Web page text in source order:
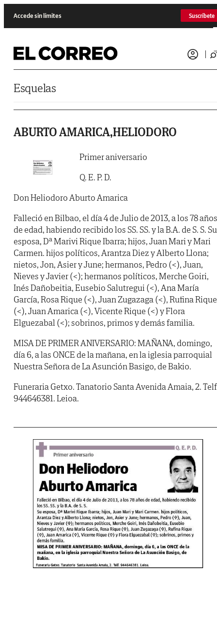
Accede sin límites Suscríbete
Esquelas
ABURTO AMARICA,HELIODORO
Primer aniversario
Q. E. P. D.
Don Heliodoro Aburto Amarica
Falleció en Bilbao, el día 4 de Julio de 2013, a los 78 años
de edad, habiendo recibido los SS. SS. y la B.A. de S. S. Su
esposa, Dª Marivi Rique Ibarra; hijos, Juan Mari y Mari
Carmen. hijos políticos, Arantza Diez y Alberto Llona;
nietos, Jon, Asier y June; hermanos, Pedro (<), Juan,
Nieves y Javier (<); hermanos políticos, Merche Goiri,
Inés Dañobeitia, Eusebio Salutregui (<), Ana María
García, Rosa Rique (<), Juan Zugazaga (<), Rufina Rique
(<), Juan Amarica (<), Vicente Rique (<) y Flora
Elguezabal (<); sobrinos, primos y demás familia.
MISA DE PRIMER ANIVERSARIO: MAÑANA, domingo,
día 6, a las ONCE de la mañana, en la iglesia parroquial
Nuestra Señora de La Asunción Basigo, de Bakio.
Funeraria Getxo. Tanatorio Santa Avenida Amaia, 2.
944646381. Leioa.